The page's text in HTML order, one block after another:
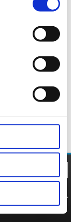
POLITYKA